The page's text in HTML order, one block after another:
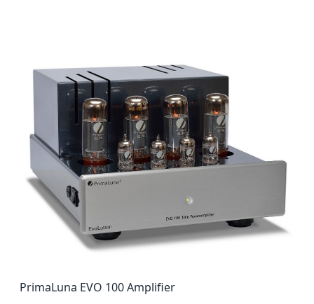
PrimaLuna EVO 100 Amplifier